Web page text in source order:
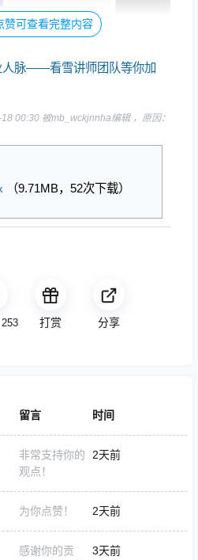
可查看完整内容
人脉——看雪讲师团队等你加
00:30 被mb_wckjnnha编辑 ，原因：
（9.71MB，52次下载）
253 打赏 分享
留言 时间
非常支持你的
观点！
2天前
为你点赞！ 2天前
感谢你的贡
3天前